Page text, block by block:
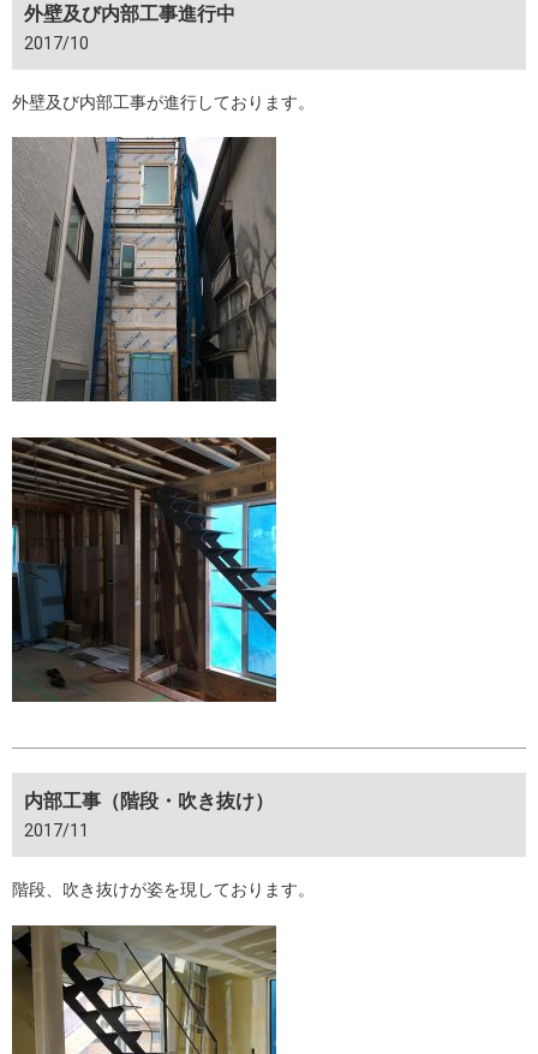
外壁及び内部工事進行中
2017/10
外壁及び内部工事が進行しております。
内部工事（階段・吹き抜け）
2017/11
階段、吹き抜けが姿を現しております。